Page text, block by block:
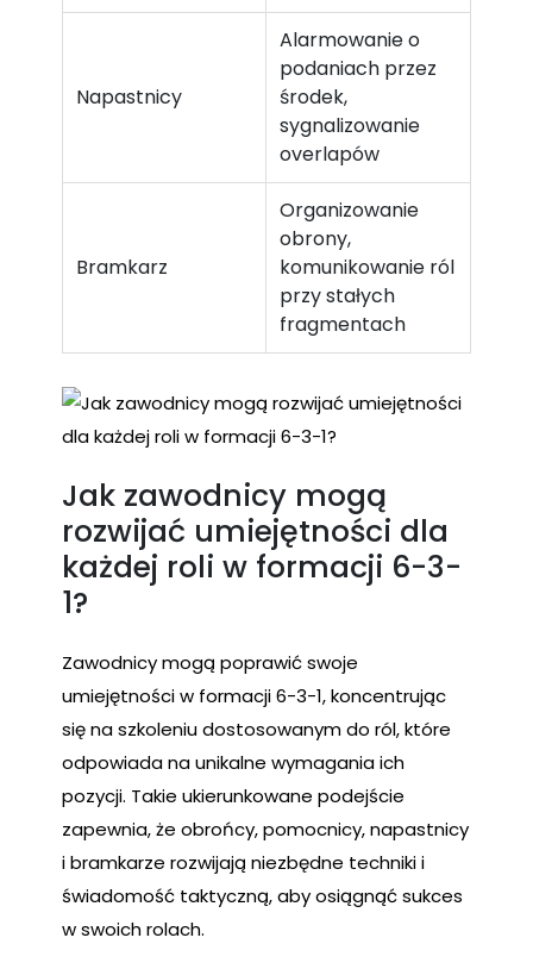
Napastnicy
Alarmowanie o
podaniach przez
środek,
sygnalizowanie
overlapów
Bramkarz
Organizowanie
obrony,
komunikowanie ról
przy stałych
fragmentach
Jak zawodnicy mogą
rozwijać umiejętności dla
każdej roli w formacji 6-3-
1?
Zawodnicy mogą poprawić swoje
umiejętności w formacji 6-3-1, koncentrując
się na szkoleniu dostosowanym do ról, które
odpowiada na unikalne wymagania ich
pozycji. Takie ukierunkowane podejście
zapewnia, że obrońcy, pomocnicy, napastnicy
i bramkarze rozwijają niezbędne techniki i
świadomość taktyczną, aby osiągnąć sukces
w swoich rolach.